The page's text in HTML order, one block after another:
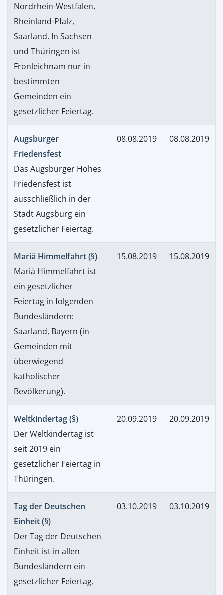
Nordrhein-Westfalen,
Rheinland-Pfalz,
Saarland. In Sachsen
und Thüringen ist
Fronleichnam nur in
bestimmten
Gemeinden ein
gesetzlicher Feiertag.
Augsburger
Friedensfest
Das Augsburger Hohes
Friedensfest ist
ausschließlich in der
Stadt Augsburg ein
gesetzlicher Feiertag.
08.08.2019 08.08.2019
Mariä Himmelfahrt (§)
Mariä Himmelfahrt ist
ein gesetzlicher
Feiertag in folgenden
Bundesländern:
Saarland, Bayern (in
Gemeinden mit
überwiegend
katholischer
Bevölkerung).
15.08.2019 15.08.2019
Weltkindertag (§)
Der Weltkindertag ist
seit 2019 ein
gesetzlicher Feiertag in
Thüringen.
20.09.2019 20.09.2019
Tag der Deutschen
Einheit (§)
Der Tag der Deutschen
Einheit ist in allen
Bundesländern ein
gesetzlicher Feiertag.
03.10.2019 03.10.2019